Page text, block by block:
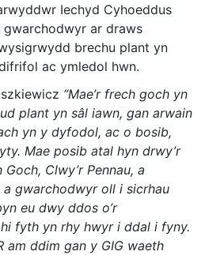
Iechyd Cyhoeddus
ar draws
brechu plant yn
ac ymledol hwn.
“Mae’r frech goch yn
plant yn sâl iawn, gan arwain
yn y dyfodol, ac o bosib,
Mae posib atal hyn drwy’r
Clwy’r Pennau, a
a gwarchodwyr oll i sicrhau
eu dwy ddos o’r
fyth yn rhy hwyr i ddal i fyny.
am ddim gan y GIG waeth